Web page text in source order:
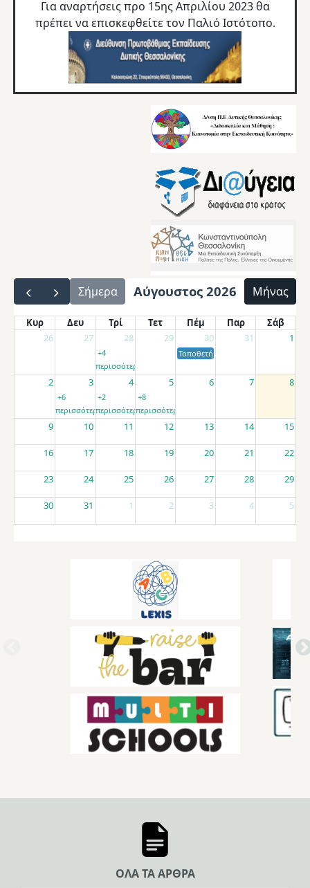
Για αναρτήσεις προ 15ης Απριλίου 2023 θα
πρέπει να επισκεφθείτε τον Παλιό Ιστότοπο.
Σήμερα Αύγουστος 2026 Μήνας
Κυρ Δευ Τρί Τετ Πέμ Παρ
Σάβ
26
27 28 29 30 31 1
+4
περισσότερα
Τοποθετήσεις αποσπασμένων
2 3 4 5 6 7 8
+6
περισσότερα
+2
περισσότερα
+8
περισσότερα
9 10 11 12 13 14 15
16 17 18 19 20 21 22
23 24 25 26 27 28 29
30 31 1 2 3 4 5
ΟΛΑ ΤΑ ΑΡΘΡΑ